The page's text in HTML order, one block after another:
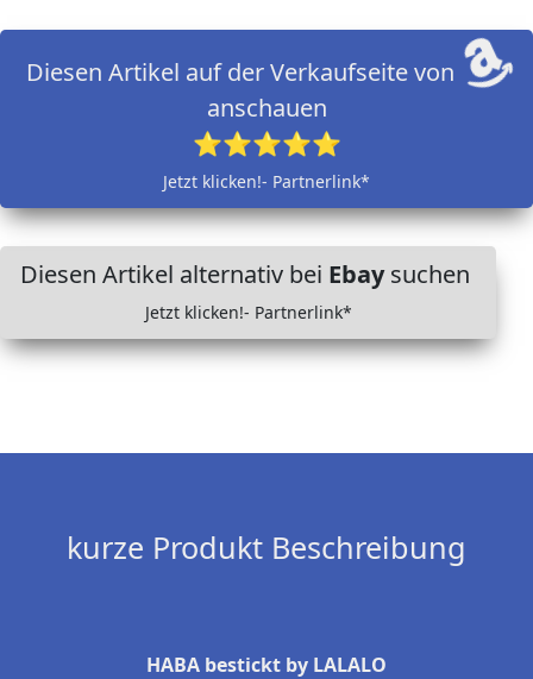
Diesen Artikel auf der Verkaufseite von
anschauen
⭐⭐⭐⭐⭐
Jetzt klicken!- Partnerlink*
Diesen Artikel alternativ bei Ebaysuchen
Jetzt klicken!- Partnerlink*
kurze Produkt Beschreibung
HABA bestickt by LALALO